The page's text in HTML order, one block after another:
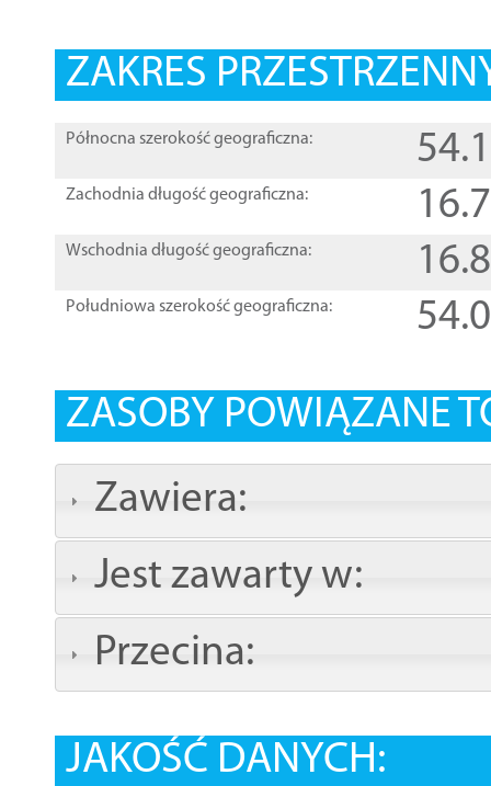
ZAKRES
Północna szerokość geograficzna:
Zachodnia długość geograficzna:
Wschodnia długość geograficzna:
Południowa szerokość geograficzna:
ZASOBY POWIĄZANE
Zawiera:
Jest zawarty w:
Przecina:
JAKOŚĆ DANYCH: